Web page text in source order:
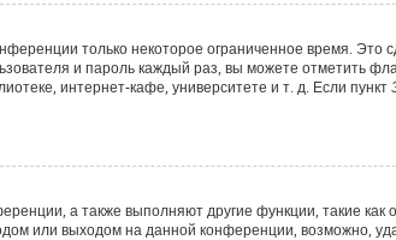
только некоторое ограниченное время. Это
и пароль каждый раз, вы можете отметить
интернет-кафе, университете и т. д. Если пункт
а также выполняют другие функции, такие как
или выходом на данной конференции, возможно,